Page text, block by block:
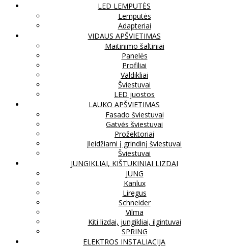
LED LEMPUTĖS
Lemputės
Adapteriai
VIDAUS APŠVIETIMAS
Maitinimo šaltiniai
Panelės
Profiliai
Valdikliai
Šviestuvai
LED juostos
LAUKO APŠVIETIMAS
Fasado šviestuvai
Gatvės šviestuvai
Prožektoriai
Įleidžiami į grindinį šviestuvai
Šviestuvai
JUNGIKLIAI, KIŠTUKINIAI LIZDAI
JUNG
Kanlux
Liregus
Schneider
Vilma
Kiti lizdai, jungikliai, ilgintuvai
SPRING
ELEKTROS INSTALIACIJA